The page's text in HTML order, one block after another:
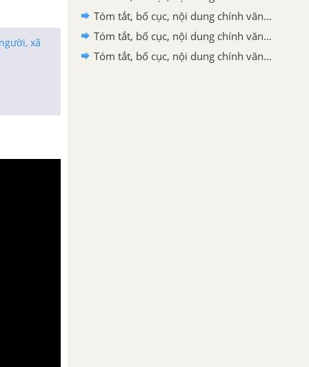
xã
Tóm tắt, bố cục, nội dung chính văn bản Ghe xuồng Nam Bộ
Tóm tắt, bố cục, nội dung chính văn bản Trưa tha hương
Tóm tắt, bố cục, nội dung chính văn bản Người ngồi đợi trước hiên nhà